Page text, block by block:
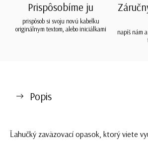
Prispôsobíme ju
prispôsob si svoju novú kabelku
originálnym textom, alebo iniciálkami
napíš nám
Popis
Ľahučký zaväzovací opasok, ktorý viete